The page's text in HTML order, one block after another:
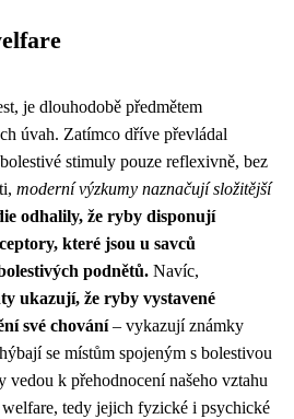
je dlouhodobě předmětem
úvah. Zatímco dříve převládal
stimuly pouze reflexivně, bez
moderní výzkumy naznačují složitější
odhalily, že ryby disponují
které jsou u savců
podnětů. Navíc,
ukazují, že ryby vystavené
své chování– vykazují známky
se místům spojeným s bolestivou
vedou k přehodnocení našeho vztahu
tedy jejich fyzické i psychické